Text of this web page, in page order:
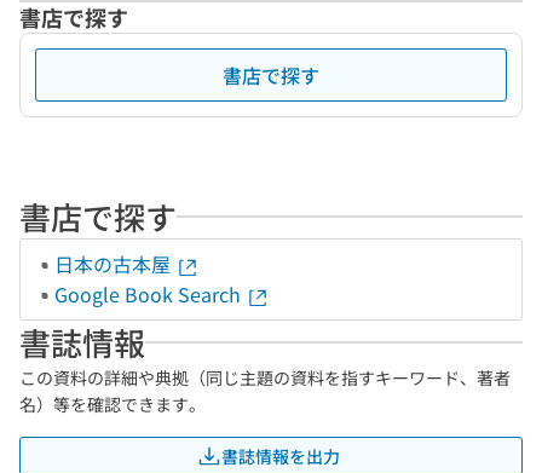
書店で探す
書店で探す
書店で探す
日本の古本屋
Google Book Search
書誌情報
この資料の詳細や典拠（同じ主題の資料を指すキーワード、著者
名）等を確認できます。
書誌情報を出力